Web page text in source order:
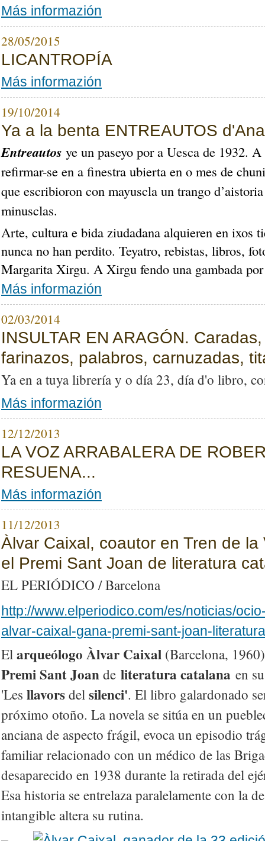
Más informazión
28/05/2015
LICANTROPÍA
Más informazión
19/10/2014
Ya a la benta ENTREAUTOS
Entreautos ye un paseyo por a Uesca de 1932.
refirmar-se en a finestra ubierta en o mes de
que escribioron con mayuscla un trango
minusclas.
Arte, cultura e bida ziudadana alquieren en ixos
nunca no han perdito. Teyatro, rebistas, libros,
Margarita Xirgu. A Xirgu fendo una gambada
Más informazión
02/03/2014
INSULTAR EN ARAGÓN.
farinazos, palabros, carnuzadas,
Ya en a tuya librería y o día 23, día d'o libro,
Más informazión
12/12/2013
LA VOZ ARRABALERA DE
RESUENA...
Más informazión
11/12/2013
Àlvar Caixal, coautor en Tren de
el Premi Sant Joan de literatura
EL PERIÓDICO / Barcelona
http://www.elperiodico.com/es/noticias/
alvar-caixal-gana-premi-sant-joan-
El arqueólogo Àlvar Caixal (Barcelona,
Premi Sant Joan de literatura catalana en
'Les llavors del silenci'. El libro galardonado
próximo otoño. La novela se sitúa en un
anciana de aspecto frágil, evoca un episodio
familiar relacionado con un médico de las
desaparecido en 1938 durante la retirada del
Esa historia se entrelaza paralelamente con la
intangible altera su rutina.